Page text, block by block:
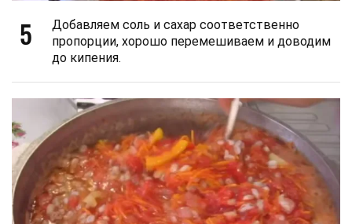
5
Добавляем соль и сахар соответственно
пропорции, хорошо перемешиваем и доводим
до кипения.